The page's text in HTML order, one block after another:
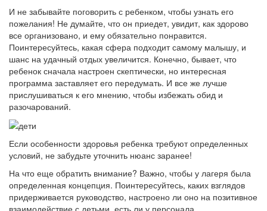
И не забывайте поговорить с ребенком, чтобы узнать его
пожелания! Не думайте, что он приедет, увидит, как здорово
все организовано, и ему обязательно понравится.
Поинтересуйтесь, какая сфера подходит самому малышу, и
шанс на удачный отдых увеличится. Конечно, бывает, что
ребенок сначала настроен скептически, но интересная
программа заставляет его передумать. И все же лучше
прислушиваться к его мнению, чтобы избежать обид и
разочарований.
Если особенности здоровья ребенка требуют определенных
условий, не забудьте уточнить нюанс заранее!
На что еще обратить внимание? Важно, чтобы у лагеря была
определенная концепция. Поинтересуйтесь, каких взглядов
придерживается руководство, настроено ли оно на позитивное